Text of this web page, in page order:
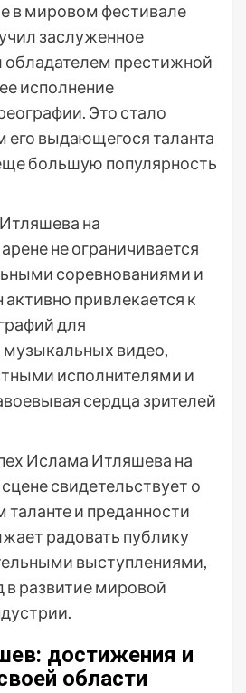
в мировом фестивале
заслуженное
обладателем престижной
исполнение
Это стало
выдающегося таланта
большую популярность
на
не ограничивается
соревнованиями и
привлекается к
для
видео,
исполнителями и
сердца зрителей
Ислама Итляшева на
свидетельствует о
и преданности
радовать публику
выступлениями,
в развитие мировой
достижения и
области